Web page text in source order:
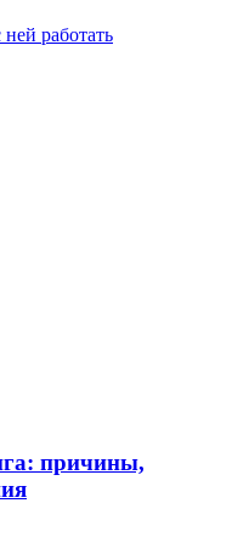
работать
причины,